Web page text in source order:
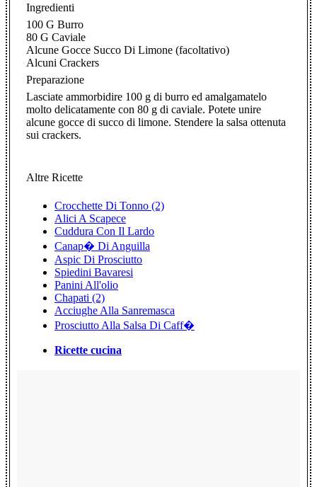
Ingredienti
100 G Burro
80 G Caviale
Alcune Gocce Succo Di Limone (facoltativo)
Alcuni Crackers
Preparazione
Lasciate ammorbidire 100 g di burro ed amalgamatelo
molto delicatamente con 80 g di caviale. Potete unire
alcune gocce di succo di limone. Stendere la salsa ottenuta
sui crackers.
Altre Ricette
Crocchette Di Tonno (2)
Alici A Scapece
Cuddura Con Il Lardo
Canap� Di Anguilla
Aspic Di Prosciutto
Spiedini Bavaresi
Panini All'olio
Chapati (2)
Acciughe Alla Sanremasca
Prosciutto Alla Salsa Di Caff�
Ricette cucina